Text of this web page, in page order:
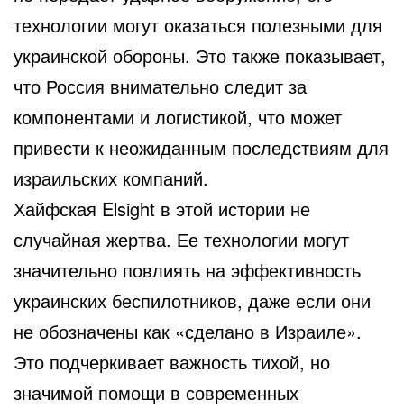
технологии могут оказаться полезными для
украинской обороны. Это также показывает,
что Россия внимательно следит за
компонентами и логистикой, что может
привести к неожиданным последствиям для
израильских компаний.
Хайфская Elsight в этой истории не
случайная жертва. Ее технологии могут
значительно повлиять на эффективность
украинских беспилотников, даже если они
не обозначены как «сделано в Израиле».
Это подчеркивает важность тихой, но
значимой помощи в современных